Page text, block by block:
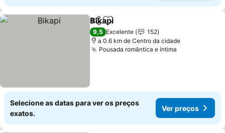
PartilharAdicionar aos favoritos
Bikapi
9,5 Excelente
152
a 0.6 km de Centro da cidade
Pousada romântica e íntima
Selecione as datas para ver os preços
exatos.
Ver preços